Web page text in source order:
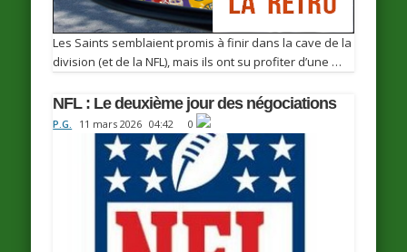
Les Saints semblaient promis à finir dans la cave de la
division (et de la NFL), mais ils ont su profiter d’une …
NFL : Le deuxième jour des négociations
P.G. 11 mars 2026 04:42 0